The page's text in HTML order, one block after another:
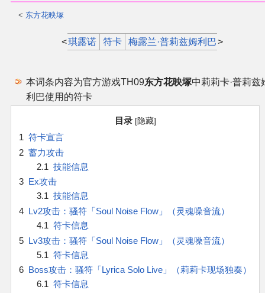
< 东方花映塚
航
索
<琪露诺 符卡 梅露兰·普莉兹姆利巴>
本词条内容为官方游戏TH09东方花映塚中莉莉卡·普莉兹
利巴使用的符卡
目录
1 符卡宣言
2 蓄力攻击
2.1 技能信息
3 Ex攻击
3.1 技能信息
4 Lv2攻击：骚符「Soul Noise Flow」（灵魂噪音流）
4.1 符卡信息
5 Lv3攻击：骚符「Soul Noise Flow」（灵魂噪音流）
5.1 符卡信息
6 Boss攻击：骚符「Lyrica Solo Live」（莉莉卡现场独奏）
6.1 符卡信息
加入我们
官方游戏
官方音乐
官方书籍
官方角色
公式资料